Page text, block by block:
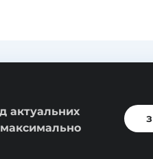
актуальних
максимально